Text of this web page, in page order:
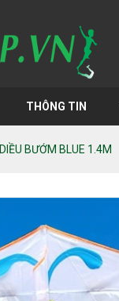
THÔNG TIN
DIỀU BƯỚM BLUE 1.4M